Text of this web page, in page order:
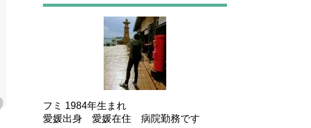
フミ 1984年生まれ
愛媛出身 愛媛在住 病院勤務です